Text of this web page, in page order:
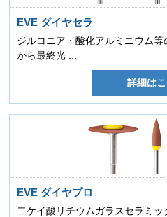
EVE ダイヤセラ
ジルコニア・酸化アルミニウム
から最終光 ...
詳細は
EVE ダイヤプロ
二ケイ酸リチウムガラスセラミ